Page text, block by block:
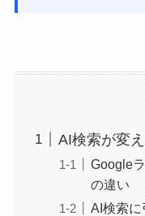
AI検索が変
Google
の違い
AI検索